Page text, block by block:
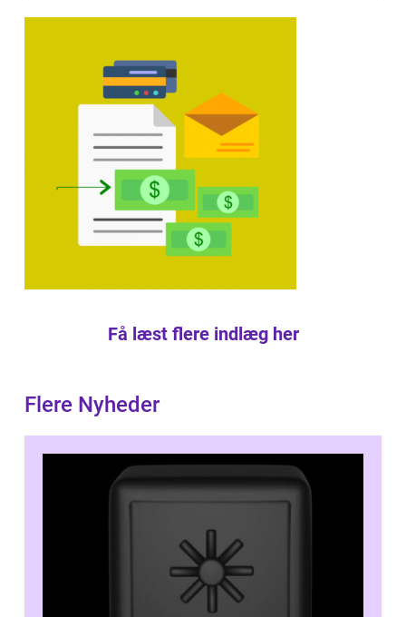
Få læst flere indlæg her
Flere Nyheder